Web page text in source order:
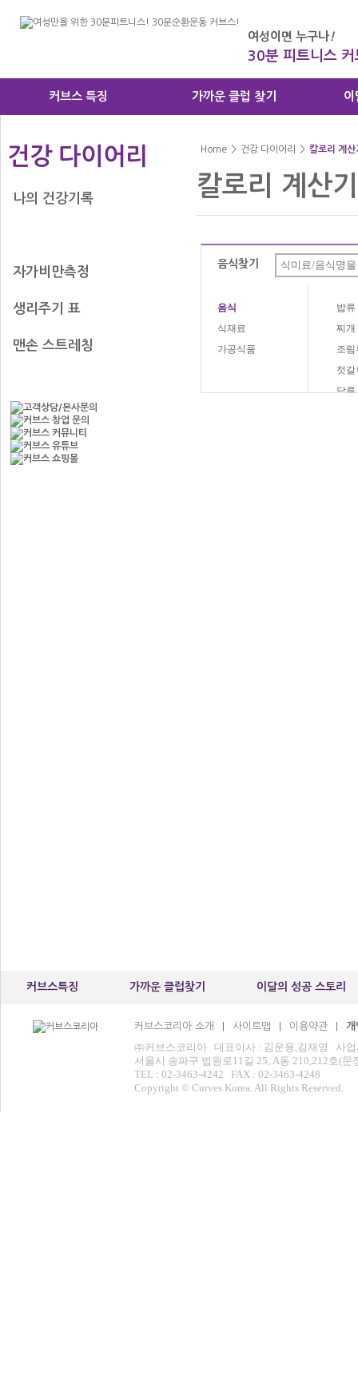
여성이면 누구나!
30분 피트니스 커
커브스 특징 가까운 클럽 찾기 이
건강 다이어리
나의 건강기록
자가비만측정
생리주기 표
맨손 스트레칭
Home > 건강 다이어리 > 칼로리 계산
칼로리 계산기
음식찾기
음식
식재료
가공식품
밥류
찌개
조림
젓갈
당류
커브스특징 가까운 클럽찾기 이달의 성공 스토리
커브스코리아 소개 사이트맵 이용약관 개
㈜커브스코리아 대표이사 : 김운용,김재영 사업
서울시 송파구 법원로11길 25, A동 210,212호(
TEL : 02-3463-4242 FAX : 02-3463-4248
Copyright © Curves Korea. All Rights Reserved.